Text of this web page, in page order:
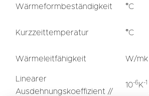
Wärmeformbeständigkeit
°C
Kurzzeittemperatur
°C
Wärmeleitfähigkeit
W/mk
Linearer
Ausdehnungskoeffizient //
10-6K-1